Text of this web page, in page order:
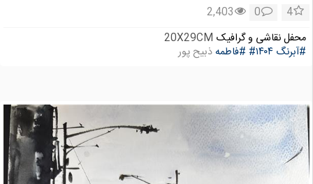
4
0
2,403
محفل نقاشی و گرافیک 20X29CM
#آبرنگ #۱۴۰۴ #فاطمهذبیح پور